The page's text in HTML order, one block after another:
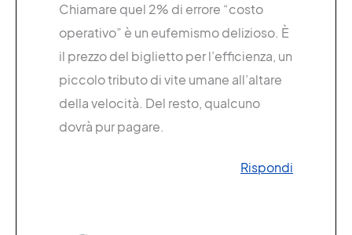
Chiamare quel 2% di errore “costo
operativo” è un eufemismo delizioso. È
il prezzo del biglietto per l’efficienza, un
piccolo tributo di vite umane all’altare
della velocità. Del resto, qualcuno
dovrà pur pagare.
Rispondi